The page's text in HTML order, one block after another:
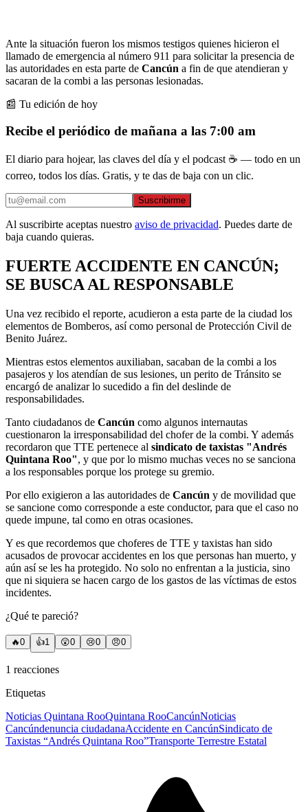
Ante la situación fueron los mismos testigos quienes hicieron el
llamado de emergencia al número 911 para solicitar la presencia de
las autoridades en esta parte de Cancún a fin de que atendieran y
sacaran de la combi a las personas lesionadas.
📰 Tu edición de hoy
Recibe el periódico de mañana a las 7:00 am
El diario para hojear, las claves del día y el podcast ☕ — todo en un
correo, todos los días. Gratis, y te das de baja con un clic.
Suscribirme
Al suscribirte aceptas nuestro aviso de privacidad. Puedes darte de
baja cuando quieras.
FUERTE ACCIDENTE EN CANCÚN;
SE BUSCA AL RESPONSABLE
Una vez recibido el reporte, acudieron a esta parte de la ciudad los
elementos de Bomberos, así como personal de Protección Civil de
Benito Juárez.
Mientras estos elementos auxiliaban, sacaban de la combi a los
pasajeros y los atendían de sus lesiones, un perito de Tránsito se
encargó de analizar lo sucedido a fin del deslinde de
responsabilidades.
Tanto ciudadanos de Cancún como algunos internautas
cuestionaron la irresponsabilidad del chofer de la combi. Y además
recordaron que TTE pertenece al sindicato de taxistas "Andrés
Quintana Roo", y que por lo mismo muchas veces no se sanciona
a los responsables porque los protege su gremio.
Por ello exigieron a las autoridades de Cancún y de movilidad que
se sancione como corresponde a este conductor, para que el caso no
quede impune, tal como en otras ocasiones.
Y es que recordemos que choferes de TTE y taxistas han sido
acusados de provocar accidentes en los que personas han muerto, y
aún así se les ha protegido. No solo no enfrentan a la justicia, sino
que ni siquiera se hacen cargo de los gastos de las víctimas de estos
incidentes.
¿Qué te pareció?
🔥0 👍1 😲0 😢0 😠0
1 reacciones
Etiquetas
Noticias Quintana RooQuintana RooCancúnNoticias
Cancúndenuncia ciudadanaAccidente en CancúnSindicato de
Taxistas “Andrés Quintana Roo”Transporte Terrestre Estatal